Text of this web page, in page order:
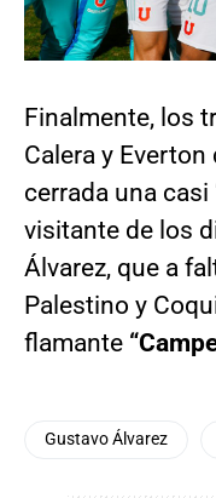
Finalmente, los
Calera y
cerrada una casi
visitante de los
Álvarez, que a
Palestino y
flamante
Gustavo Álvarez